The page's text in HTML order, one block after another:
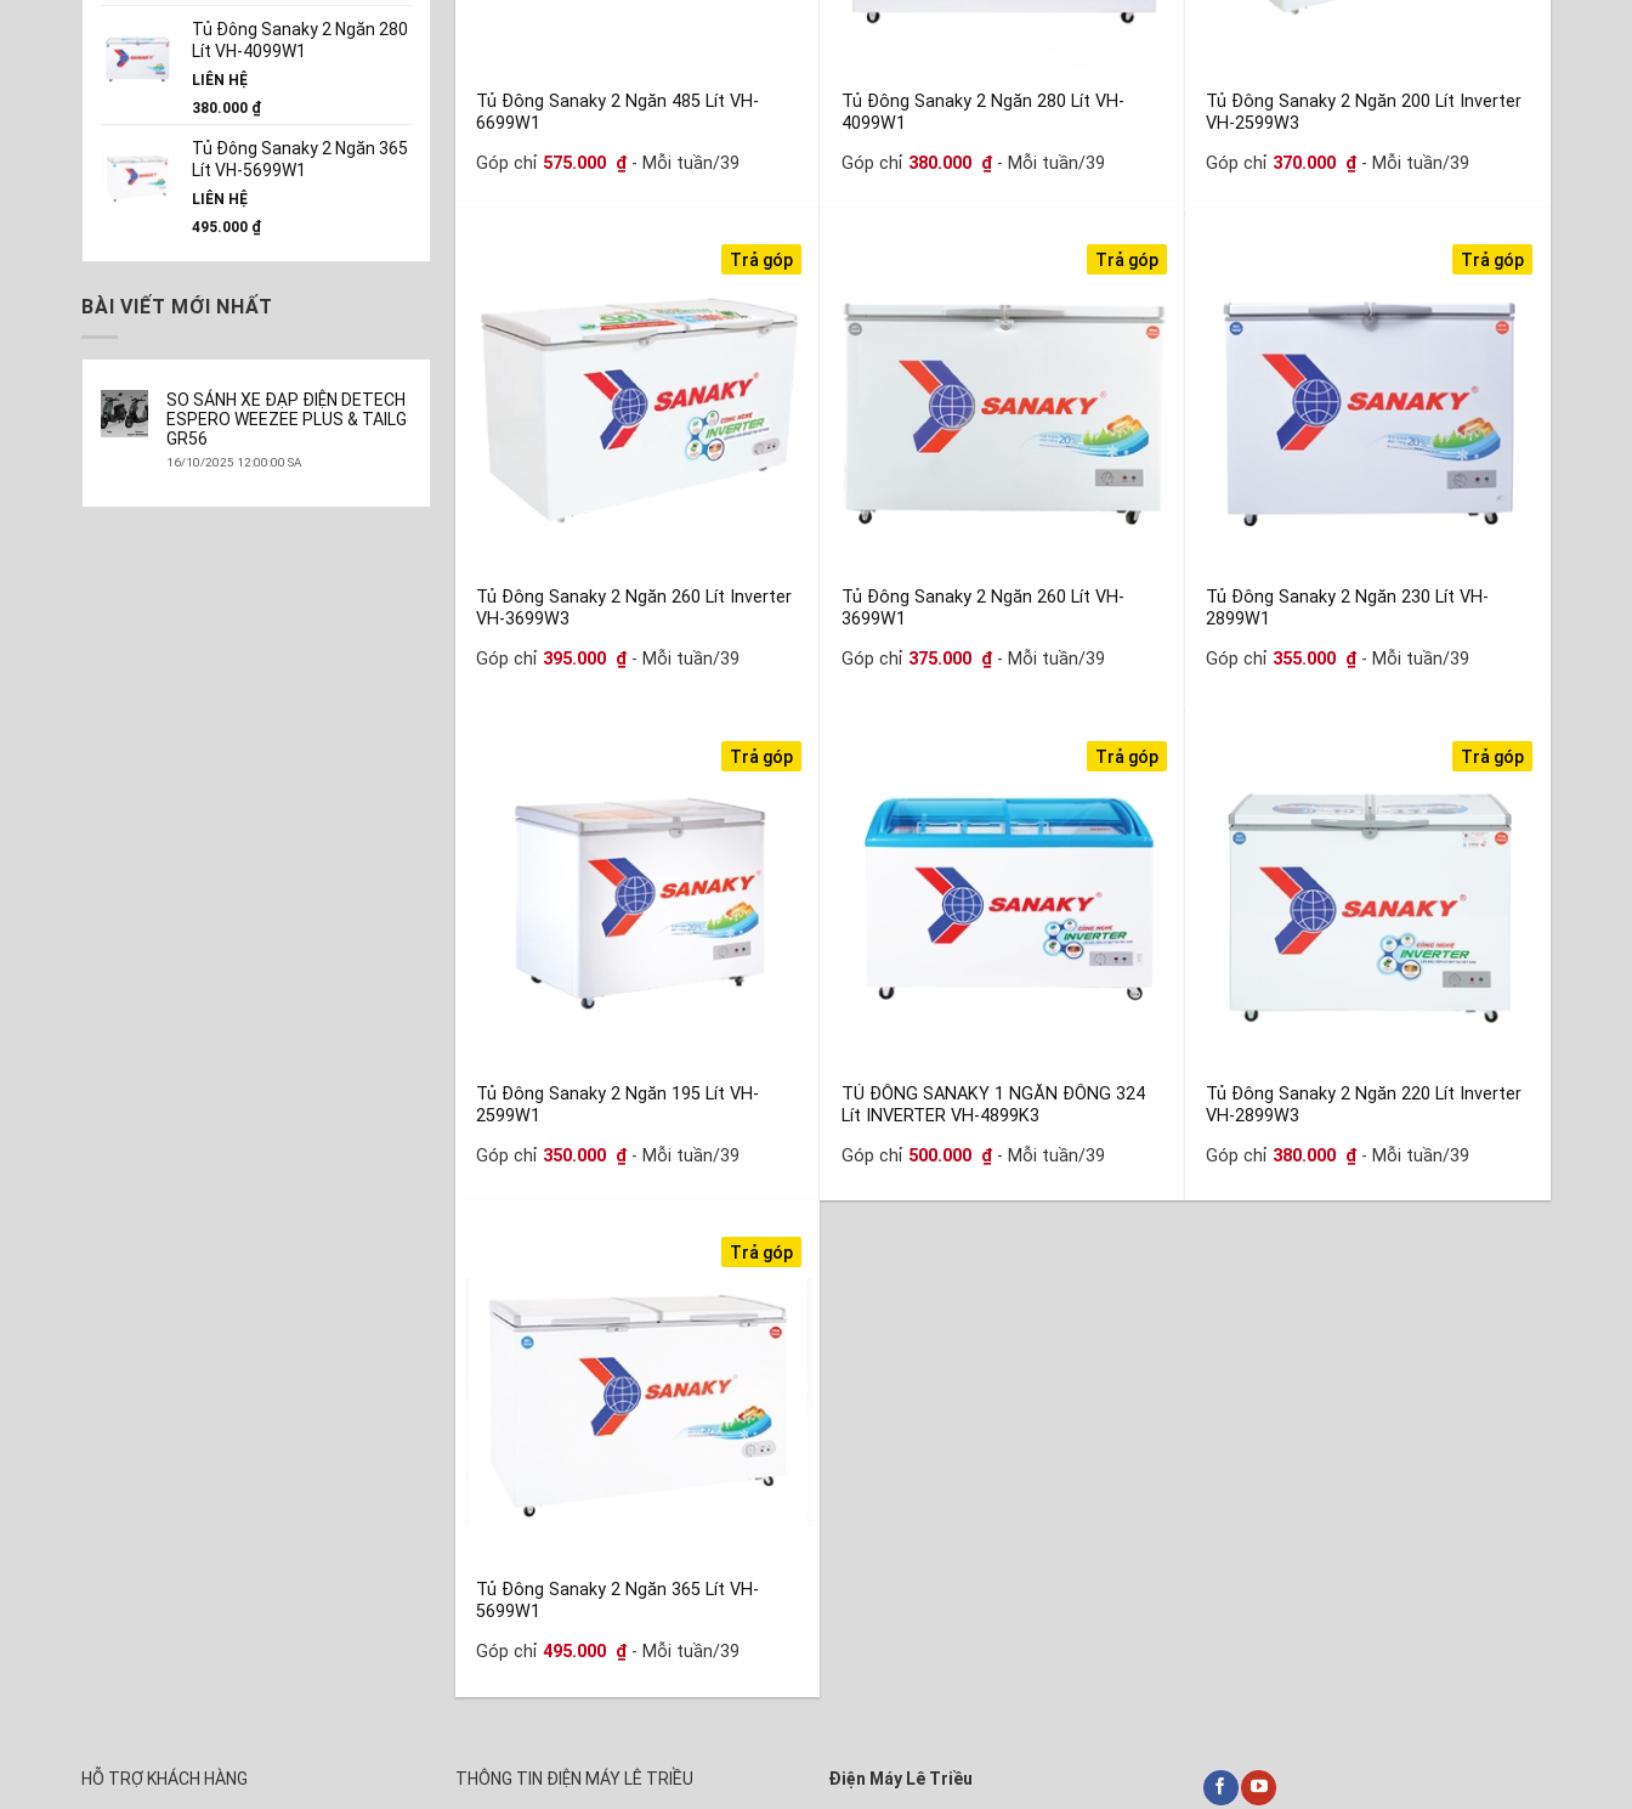
Tủ Đông Sanaky 2 Ngăn 280
Lít VH-4099W1
LIÊN HỆ
380.000 ₫
Tủ Đông Sanaky 2 Ngăn 365
Lít VH-5699W1
LIÊN HỆ
495.000 ₫
BÀI VIẾT MỚI NHẤT
SO SÁNH XE ĐẠP ĐIỆN DETECH
ESPERO WEEZEE PLUS & TAILG
GR56
16/10/2025 12:00:00 SA
Tủ Đông Sanaky 2 Ngăn 485 Lít VH-
6699W1
Góp chỉ 575.000 ₫ - Mỗi tuần/39
Tủ Đông Sanaky 2 Ngăn 280 Lít VH-
4099W1
Góp chỉ 380.000 ₫ - Mỗi tuần/39
Tủ Đông Sanaky 2 Ngăn 200 Lít Inverter
VH-2599W3
Góp chỉ 370.000 ₫ - Mỗi tuần/39
Trả góp
Tủ Đông Sanaky 2 Ngăn 260 Lít Inverter
VH-3699W3
Góp chỉ 395.000 ₫ - Mỗi tuần/39
Trả góp
Tủ Đông Sanaky 2 Ngăn 260 Lít VH-
3699W1
Góp chỉ 375.000 ₫ - Mỗi tuần/39
Trả góp
Tủ Đông Sanaky 2 Ngăn 230 Lít VH-
2899W1
Góp chỉ 355.000 ₫ - Mỗi tuần/39
Trả góp
Tủ Đông Sanaky 2 Ngăn 195 Lít VH-
2599W1
Góp chỉ 350.000 ₫ - Mỗi tuần/39
Trả góp
TỦ ĐÔNG SANAKY 1 NGĂN ĐÔNG 324
Lít INVERTER VH-4899K3
Góp chỉ 500.000 ₫ - Mỗi tuần/39
Trả góp
Tủ Đông Sanaky 2 Ngăn 220 Lít Inverter
VH-2899W3
Góp chỉ 380.000 ₫ - Mỗi tuần/39
Trả góp
Tủ Đông Sanaky 2 Ngăn 365 Lít VH-
5699W1
Góp chỉ 495.000 ₫ - Mỗi tuần/39
HỖ TRỢ KHÁCH HÀNG THÔNG TIN ĐIỆN MÁY LÊ TRIỀU Điện Máy Lê Triều